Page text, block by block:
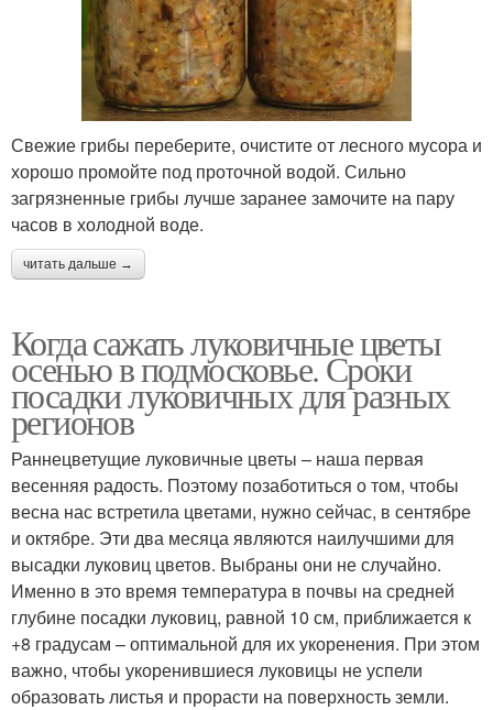
Свежие грибы переберите, очистите от лесного мусора и
хорошо промойте под проточной водой. Сильно
загрязненные грибы лучше заранее замочите на пару
часов в холодной воде.
читать дальше →
Когда сажать луковичные цветы
осенью в подмосковье. Сроки
посадки луковичных для разных
регионов
Раннецветущие луковичные цветы – наша первая
весенняя радость. Поэтому позаботиться о том, чтобы
весна нас встретила цветами, нужно сейчас, в сентябре
и октябре. Эти два месяца являются наилучшими для
высадки луковиц цветов. Выбраны они не случайно.
Именно в это время температура в почвы на средней
глубине посадки луковиц, равной 10 см, приближается к
+8 градусам – оптимальной для их укоренения. При этом
важно, чтобы укоренившиеся луковицы не успели
образовать листья и прорасти на поверхность земли.